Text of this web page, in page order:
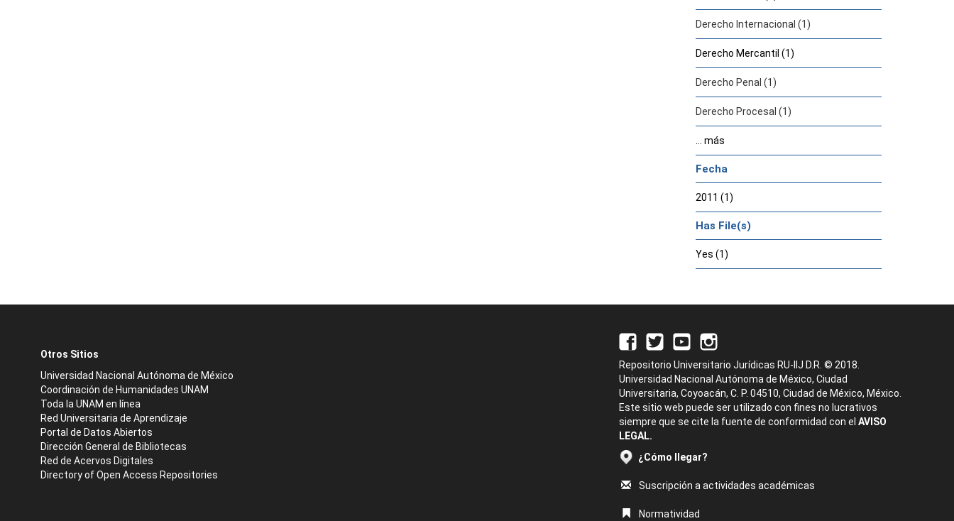
Derecho Internacional (1)
Derecho Mercantil (1)
Derecho Penal (1)
Derecho Procesal (1)
... más
Fecha
2011 (1)
Has File(s)
Yes (1)
Otros Sitios
Universidad Nacional Autónoma de México
Coordinación de Humanidades UNAM
Toda la UNAM en línea
Red Universitaria de Aprendizaje
Portal de Datos Abiertos
Dirección General de Bibliotecas
Red de Acervos Digitales
Directory of Open Access Repositories
Repositorio Universitario Jurídicas RU-IIJ D.R. © 2018.
Universidad Nacional Autónoma de México, Ciudad
Universitaria, Coyoacán, C. P. 04510, Ciudad de México, México.
Este sitio web puede ser utilizado con fines no lucrativos
siempre que se cite la fuente de conformidad con el AVISO
LEGAL.
¿Cómo llegar?
Suscripción a actividades académicas
Normatividad